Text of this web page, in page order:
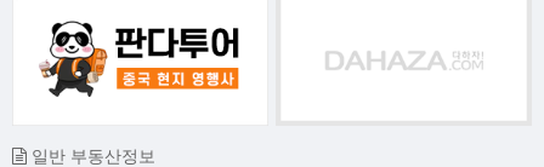
일반 부동산정보